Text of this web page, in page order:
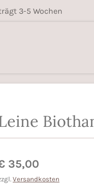
3-5 Wochen
35,00
Versandkosten